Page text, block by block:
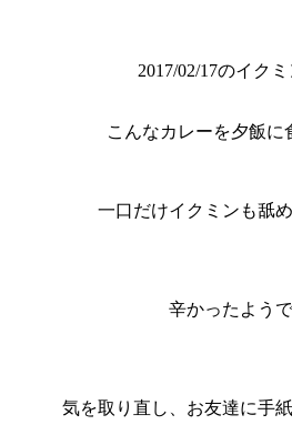
2017/02/17のイクミ
こんなカレーを夕飯に
一口だけイクミンも舐
辛かったようで
気を取り直し、お友達に手